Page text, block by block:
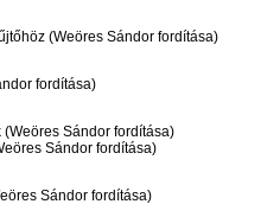
(Weöres Sándor fordítása)
fordítása)
Sándor fordítása)
Sándor fordítása)
Sándor fordítása)